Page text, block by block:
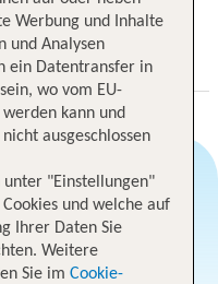
24/7 TUI Service
Werbung und Inhalte
und Analysen
ein Datentransfer in
wo vom EU-
kann und
ausgeschlossen
"Einstellungen"
und welche auf
Ihrer Daten Sie
Weitere
Sie im Cookie-